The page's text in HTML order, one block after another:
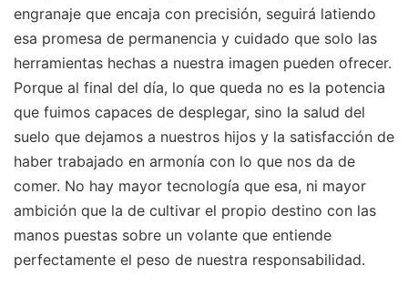
engranaje que encaja con precisión, seguirá latiendo
esa promesa de permanencia y cuidado que solo las
herramientas hechas a nuestra imagen pueden ofrecer.
Porque al final del día, lo que queda no es la potencia
que fuimos capaces de desplegar, sino la salud del
suelo que dejamos a nuestros hijos y la satisfacción de
haber trabajado en armonía con lo que nos da de
comer. No hay mayor tecnología que esa, ni mayor
ambición que la de cultivar el propio destino con las
manos puestas sobre un volante que entiende
perfectamente el peso de nuestra responsabilidad.